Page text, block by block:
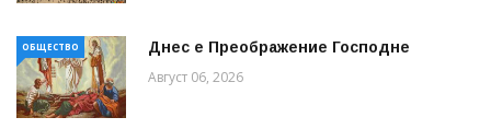
ОБЩЕСТВО Днес е Преображение Господне
Август 06, 2026